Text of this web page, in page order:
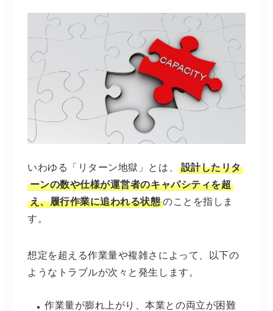
いわゆる「リターン地獄」とは、設計したリタ
ーンの数や仕様が運営者のキャパシティを超
え、履行作業に追われる状態のことを指しま
す。
想定を超える作業量や複雑さによって、以下の
ようなトラブルが次々と発生します。
作業量が膨れ上がり、本業との両立が困難